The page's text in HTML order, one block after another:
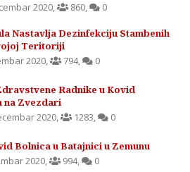
2020, 860, 0
Nastavlja Dezinfekciju Stambenih
Teritoriji
2020, 794, 0
Radnike u Kovid
na Zvezdari
2020, 1283, 0
Bolnica u Batajnici u Zemunu
2020, 994, 0